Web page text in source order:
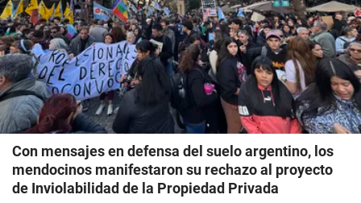
Con mensajes en defensa del suelo argentino, los
mendocinos manifestaron su rechazo al proyecto
de Inviolabilidad de la Propiedad Privada